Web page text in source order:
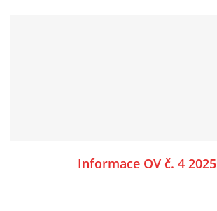
Informace OV č. 4 2025